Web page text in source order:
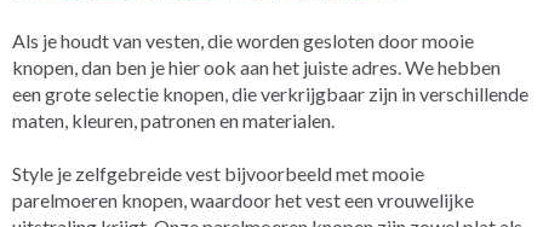
Als je houdt van vesten, die worden gesloten door mooie
knopen, dan ben je hier ook aan het juiste adres. We hebben
een grote selectie knopen, die verkrijgbaar zijn in verschillende
maten, kleuren, patronen en materialen.
Style je zelfgebreide vest bijvoorbeeld met mooie
parelmoeren knopen, waardoor het vest een vrouwelijke